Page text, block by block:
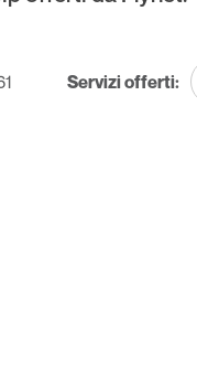
Servizi offerti: